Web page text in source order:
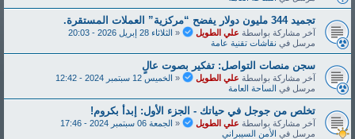
تجميد 344 مليون دولار يفضح “مركزية” العملات المستقرة.
آخر مشاركة بواسطة علي الطويل « الثلاثاء 28 إبريل 2026 - 20:03
مرسل في نقاشات تقنية عامة
سجن منصات التواصل: تفكير بصوت عالٍ
آخر مشاركة بواسطة علي الطويل « الخميس 12 سبتمبر 2024 - 12:42
مرسل في الساحة العامة
تخلص من جوجل في حياتك - الجزء الأول: إبدأ بكروم!
آخر مشاركة بواسطة علي الطويل « الجمعة 06 سبتمبر 2024 - 17:46
مرسل في الأمن السيبراني